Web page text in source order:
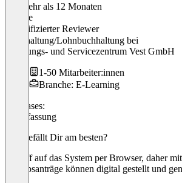
Vor mehr als 12 Monaten
Nadine
Verifizierter Reviewer
Buchhaltung/Lohnbuchhaltung bei
Schulungs- und Servicezentrum Vest GmbH
1-50 Mitarbeiter:innen
Branche: E-Learning
Use cases:
Zeiterfassung
Was gefällt Dir am besten?
Zugriff auf das System per Browser, daher
Urlaubsanträge können digital gestellt und